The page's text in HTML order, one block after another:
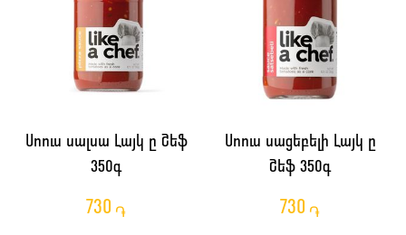
Սոուս սալսա Լայկ ը Շեֆ
350գ
730 ֏
Սոուս սացեբելի Լայկ ը
Շեֆ 350գ
730 ֏